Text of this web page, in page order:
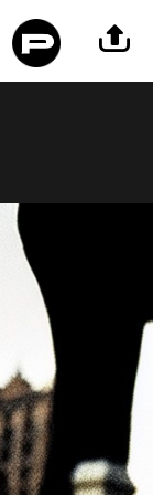
